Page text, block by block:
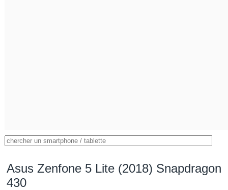
Asus Zenfone 5 Lite (2018) Snapdragon
430